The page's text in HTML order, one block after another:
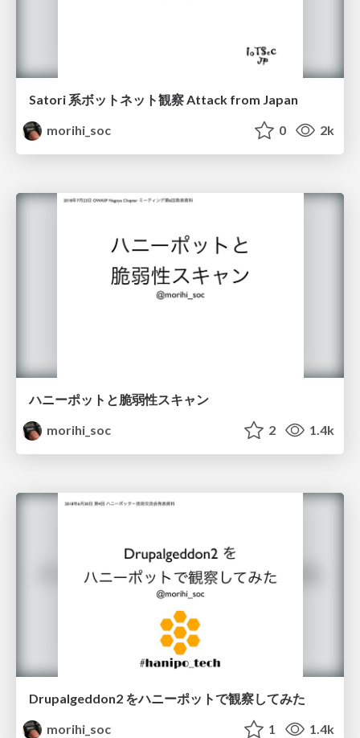
Satori 系ボットネット観察 Attack from Japan
morihi_soc
0 2k
ハニーポットと脆弱性スキャン
morihi_soc
2 1.4k
Drupalgeddon2 をハニーポットで観察してみた
morihi_soc
1 1.4k